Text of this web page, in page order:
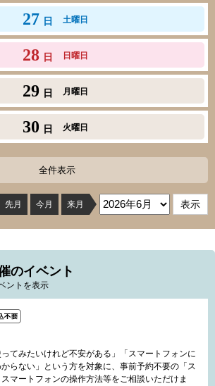
27 日 土曜日
28 日 日曜日
29 日 月曜日
30 日 火曜日
全件表示
先月 今月 来月
のイベント
ントを表示
ってみたいけれど不安がある」「スマートフォンに
らない」という方を対象に、事前予約不要の「ス
マートフォンの操作方法等をご相談いただけま